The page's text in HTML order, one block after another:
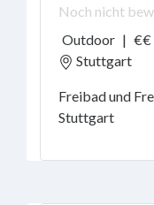
overnight
Noch nicht
Outdoor | €€
Stuttgart
Freibad und
Stuttgart